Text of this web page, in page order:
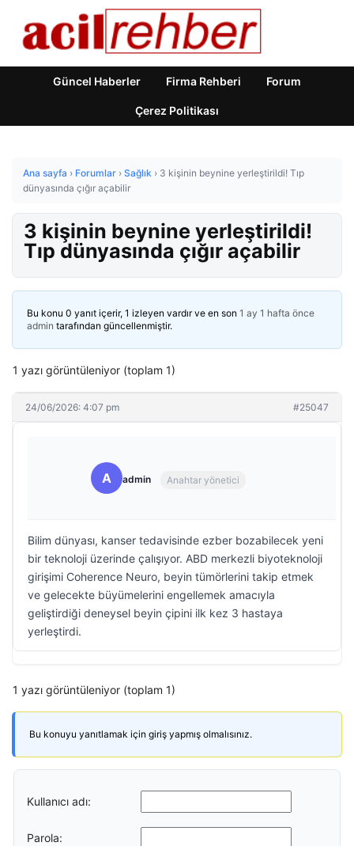
Güncel Haberler Firma Rehberi Forum
Çerez Politikası
Ana sayfa › Forumlar › Sağlık › 3 kişinin beynine yerleştirildi! Tıp
dünyasında çığır açabilir
3 kişinin beynine yerleştirildi!
Tıp dünyasında çığır açabilir
Bu konu 0 yanıt içerir, 1 izleyen vardır ve en son 1 ay 1 hafta önce
admin tarafından güncellenmiştir.
1 yazı görüntüleniyor (toplam 1)
24/06/2026: 4:07 pm #25047
A admin Anahtar yönetici
Bilim dünyası, kanser tedavisinde ezber bozabilecek yeni
bir teknoloji üzerinde çalışıyor. ABD merkezli biyoteknoloji
girişimi Coherence Neuro, beyin tümörlerini takip etmek
ve gelecekte büyümelerini engellemek amacıyla
geliştirdiği deneysel beyin çipini ilk kez 3 hastaya
yerleştirdi.
1 yazı görüntüleniyor (toplam 1)
Bu konuyu yanıtlamak için giriş yapmış olmalısınız.
Kullanıcı adı:
Parola: